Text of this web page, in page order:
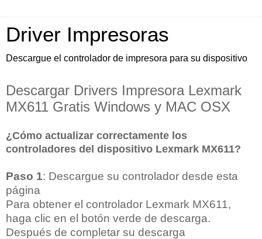
Driver Impresoras
Descargue el controlador de impresora para su dispositivo
Descargar Drivers Impresora Lexmark
MX611 Gratis Windows y MAC OSX
¿Cómo actualizar correctamente los
controladores del dispositivo Lexmark MX611?
Paso 1: Descargue su controlador desde esta
página
Para obtener el controlador Lexmark MX611,
haga clic en el botón verde de descarga.
Después de completar su descarga